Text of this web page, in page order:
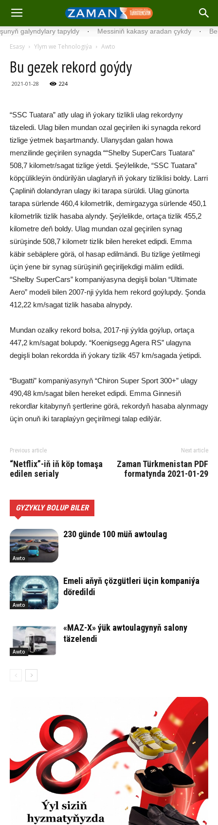
tapyldy · Messiniň kakasy aradan çykdy ·
Esasy Ylym we Tehnologiýa Awto
Bu gezek rekord goýdy
2021-01-28 224
“SSC Tuatara” atly ulag iň ýokary tizlikli ulag rekordyny
täzeledi. Ulag bilen mundan ozal geçirilen iki synagda rekord
tizlige ýetmek başartmandy. Ulanyşdan galan howa
menzilinde geçirilen synagda ““Shelby SuperCars Tuatara”
508,7 kilometr/sagat tizlige ýetdi. Şeýlelikde, “SSC Tuatara”
köpçülikleýin öndürilýän ulaglaryň iň ýokary tizliklisi boldy. Larri
Çapliniň dolandyran ulagy iki tarapa sürüldi. Ulag günorta
tarapa sürlende 460,4 kilometrlik, demirgazyga sürlende 450,1
kilometrlik tizlik hasaba alyndy. Şeýlelikde, ortaça tizlik 455,2
kilometre deň boldy. Ulag mundan ozal geçirilen synag
sürüşinde 508,7 kilometr tizlik bilen hereket edipdi. Emma
käbir sebäplere görä, ol hasap edilmändi. Bu tizlige ýetilmegi
üçin ýene bir synag sürüşiniň geçiriljekdigi mälim edildi.
“Shelby SuperCars” kompaniýasyna degişli bolan “Ultimate
Aero” modeli bilen 2007-nji ýylda hem rekord goýlupdy. Şonda
412,22 km/sagat tizlik hasaba alnypdy.
Mundan ozalky rekord bolsa, 2017-nji ýylda goýlup, ortaça
447,2 km/sagat bolupdy. “Koenigsegg Agera RS” ulagyna
degişli bolan rekordda iň ýokary tizlik 457 km/sagada ýetipdi.
“Bugatti” kompaniýasynyň “Chiron Super Sport 300+” ulagy
490,48 km/sagat bilen hereket edipdi. Emma Ginnesiň
rekordlar kitabynyň şertlerine görä, rekordyň hasaba alynmagy
üçin onuň iki taraplaýyn geçirilmegi talap edilýär.
Previous article
“Netflix”-iň iň köp tomaşa
edilen serialy
Next article
Zaman Türkmenistan PDF
formatynda 2021-01-29
GYZYKLY BOLUP BILER
Awto
230 günde 100 müň awtoulag
Awto
Emeli aňyň çözgütleri üçin kompaniýa
döredildi
Awto
«MAZ-X» ýük awtoulagynyň salony
täzelendi